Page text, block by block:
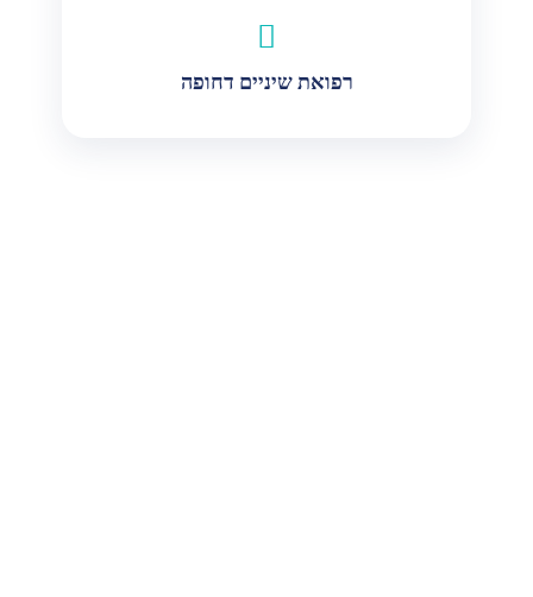
רפואת שיניים דחופה